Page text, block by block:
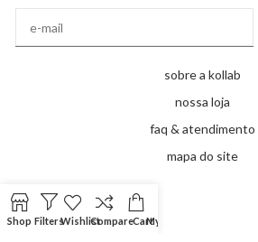
sobre a kollab
nossa loja
faq & atendimento
mapa do site
de pagamento
Shop FiltersWishlistCompareCartMy account